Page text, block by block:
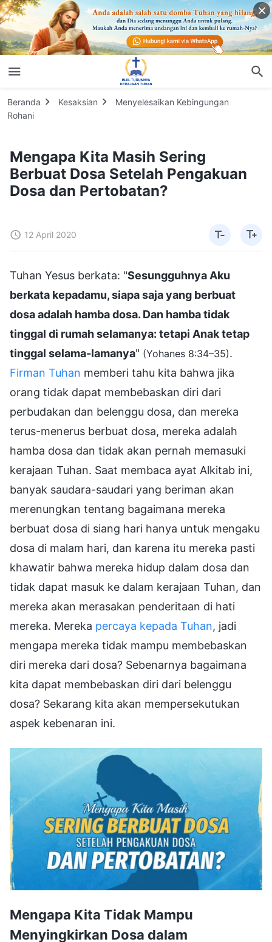
Beranda Kesaksian
Menyelesaikan Kebingungan
Rohani
Mengapa Kita Masih Sering
Berbuat Dosa Setelah Pengakuan
Dosa dan Pertobatan?
12 April 2020
Tuhan Yesus berkata: "Sesungguhnya Aku
berkata kepadamu, siapa saja yang berbuat
dosa adalah hamba dosa. Dan hamba tidak
tinggal di rumah selamanya: tetapi Anak tetap
tinggal selama-lamanya" (Yohanes 8:34–35).
Firman Tuhan memberi tahu kita bahwa jika
orang tidak dapat membebaskan diri dari
perbudakan dan belenggu dosa, dan mereka
terus-menerus berbuat dosa, mereka adalah
hamba dosa dan tidak akan pernah memasuki
kerajaan Tuhan. Saat membaca ayat Alkitab ini,
banyak saudara-saudari yang beriman akan
merenungkan tentang bagaimana mereka
berbuat dosa di siang hari hanya untuk mengaku
dosa di malam hari, dan karena itu mereka pasti
khawatir bahwa mereka hidup dalam dosa dan
tidak dapat masuk ke dalam kerajaan Tuhan, dan
mereka akan merasakan penderitaan di hati
mereka. Mereka percaya kepada Tuhan, jadi
mengapa mereka tidak mampu membebaskan
diri mereka dari dosa? Sebenarnya bagaimana
kita dapat membebaskan diri dari belenggu
dosa? Sekarang kita akan mempersekutukan
aspek kebenaran ini.
Mengapa Kita Tidak Mampu
Menyingkirkan Dosa dalam